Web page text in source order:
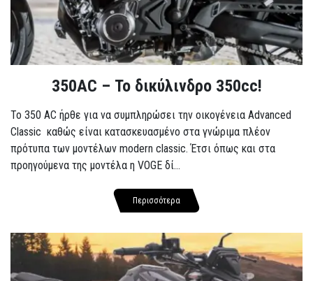
350AC – Το δικύλινδρο 350cc!
To 350 AC ήρθε για να συμπληρώσει την οικογένεια Advanced
Classic καθώς είναι κατασκευασμένο στα γνώριμα πλέον
πρότυπα των μοντέλων modern classic. Έτσι όπως και στα
προηγούμενα της μοντέλα η VOGE δί...
Περισσότερα